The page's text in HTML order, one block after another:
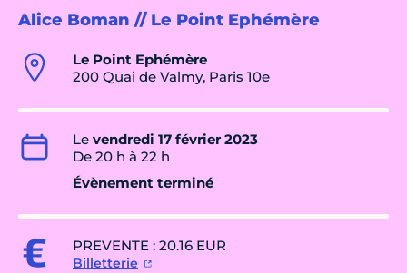
Alice Boman // Le Point Ephémère
Le Point Ephémère
200 Quai de Valmy, Paris 10e
Le vendredi 17 février 2023
De 20 h à 22 h
Évènement terminé
PREVENTE : 20.16 EUR
Billetterie